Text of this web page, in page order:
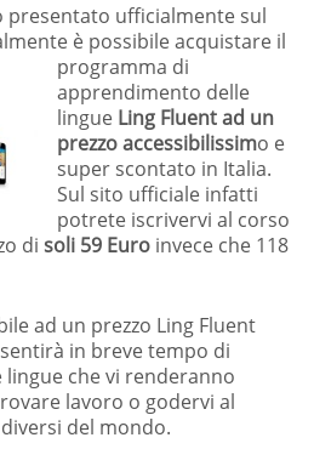
presentato ufficialmente sul
è possibile acquistare il
programma di
apprendimento delle
lingue Ling Fluent ad un
prezzo accessibilissimo e
super scontato in Italia.
Sul sito ufficiale infatti
potrete iscrivervi al corso
di soli 59 Euro invece che 118
ad un prezzo Ling Fluent
in breve tempo di
che vi renderanno
lavoro o godervi al
del mondo.